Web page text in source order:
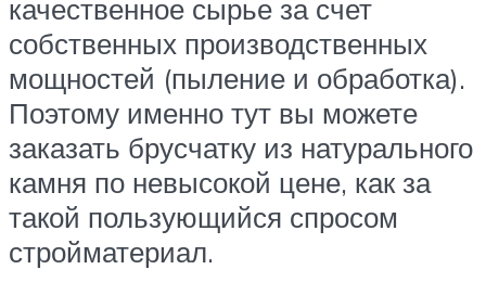
качественное сырье за счет
собственных производственных
мощностей (пыление и обработка).
Поэтому именно тут вы можете
заказать брусчатку из натурального
камня по невысокой цене, как за
такой пользующийся спросом
стройматериал.